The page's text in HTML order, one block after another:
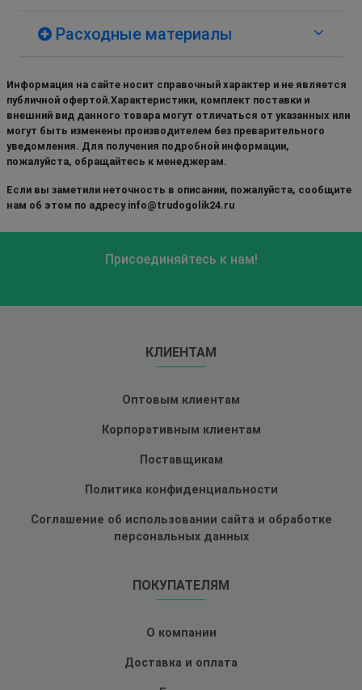
Расходные материалы
Информация на сайте носит справочный характер и не является
публичной офертой.Характеристики, комплект поставки и
внешний вид данного товара могут отличаться от указанных или
могут быть изменены производителем без преварительного
уведомления. Для получения подробной информации,
пожалуйста, обращайтесь к менеджерам.
Если вы заметили неточность в описании, пожалуйста, сообщите
нам об этом по адресу info@trudogolik24.ru
Присоединяйтесь к нам!
КЛИЕНТАМ
Оптовым клиентам
Корпоративным клиентам
Поставщикам
Политика конфиденциальности
Соглашение об использовании сайта и обработке
персональных данных
ПОКУПАТЕЛЯМ
О компании
Доставка и оплата